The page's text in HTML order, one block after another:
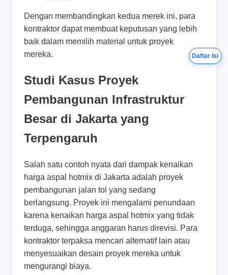
Dengan membandingkan kedua merek ini, para
kontraktor dapat membuat keputusan yang lebih
baik dalam memilih material untuk proyek
mereka.
Studi Kasus Proyek
Pembangunan Infrastruktur
Besar di Jakarta yang
Terpengaruh
Salah satu contoh nyata dari dampak kenaikan
harga aspal hotmix di Jakarta adalah proyek
pembangunan jalan tol yang sedang
berlangsung. Proyek ini mengalami penundaan
karena kenaikan harga aspal hotmix yang tidak
terduga, sehingga anggaran harus direvisi. Para
kontraktor terpaksa mencari alternatif lain atau
menyesuaikan desain proyek mereka untuk
mengurangi biaya.
Daftar Isi